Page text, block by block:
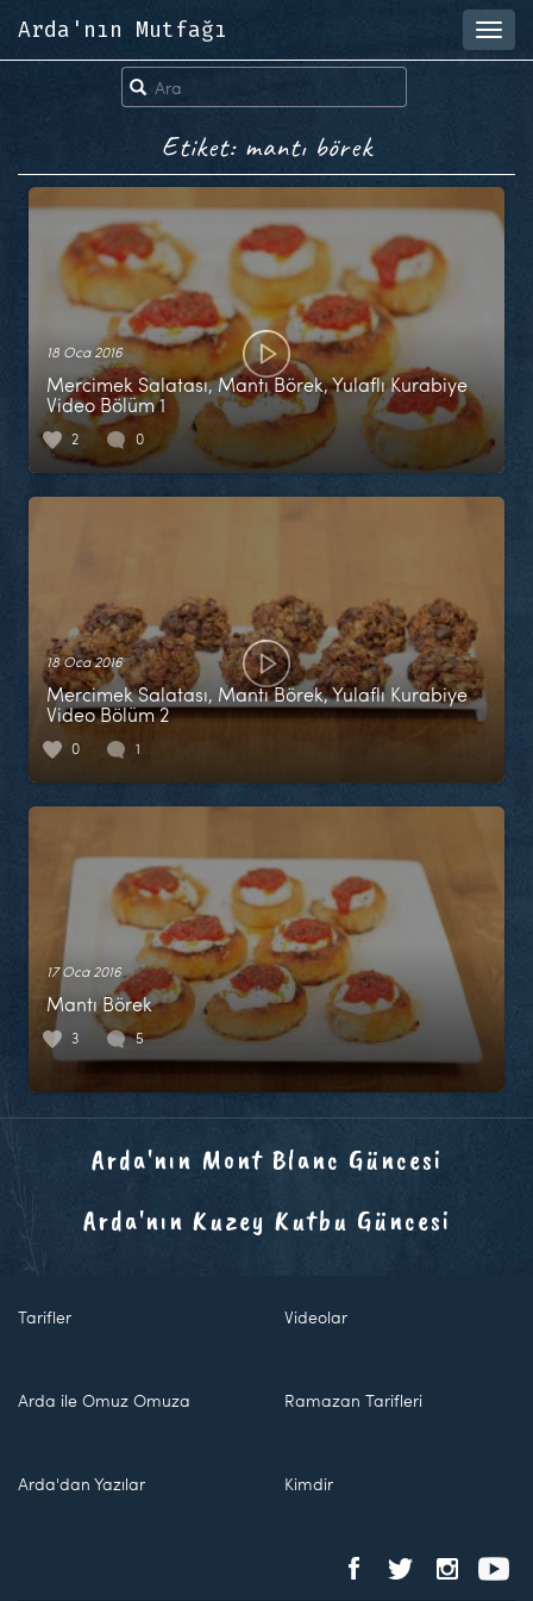
Arda'nın Mutfağı
Etiket: mantı börek
18 Oca 2016
Mercimek Salatası, Mantı Börek, Yulaflı Kurabiye
Video Bölüm 1
2 0
18 Oca 2016
Mercimek Salatası, Mantı Börek, Yulaflı Kurabiye
Video Bölüm 2
0 1
17 Oca 2016
Mantı Börek
3 5
Arda'nın Mont Blanc Güncesi
Arda'nın Kuzey Kutbu Güncesi
Tarifler Videolar
Arda ile Omuz Omuza Ramazan Tarifleri
Arda'dan Yazılar Kimdir